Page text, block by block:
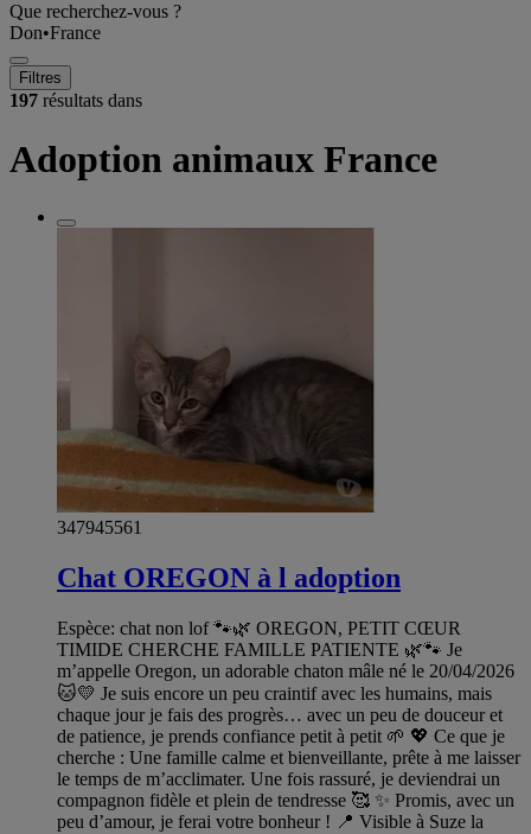
Que recherchez-vous ?
Don•France
Filtres
197 résultats dans
Adoption animaux France
347945561
Chat OREGON à l adoption
Espèce: chat non lof 🐾🌿 OREGON, PETIT CŒUR
TIMIDE CHERCHE FAMILLE PATIENTE 🌿🐾 Je
m’appelle Oregon, un adorable chaton mâle né le 20/04/2026
🐱💛 Je suis encore un peu craintif avec les humains, mais
chaque jour je fais des progrès… avec un peu de douceur et
de patience, je prends confiance petit à petit 🌱 💖 Ce que je
cherche : Une famille calme et bienveillante, prête à me laisser
le temps de m’acclimater. Une fois rassuré, je deviendrai un
compagnon fidèle et plein de tendresse 🥰 ✨ Promis, avec un
peu d’amour, je ferai votre bonheur ! 📍 Visible à Suze la